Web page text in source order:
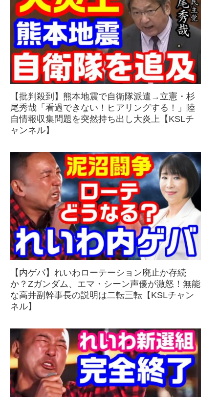
【批判殺到】熊本地震で自衛隊派遣→立憲・杉
尾秀哉「看過できない！ヒアリングする！」陸
自情報収集問題を突然持ち出し大炎上【KSLチ
ャンネル】
【内ゲバ】れいわローテーション廃止か存続
か？Zガンダム、エマ・シーン声優が激怒！無能
な高井副幹事長の説明は二転三転【KSLチャン
ネル】